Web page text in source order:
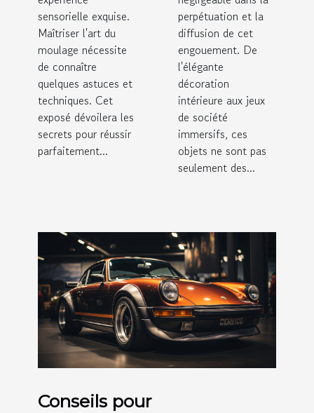
sensorielle exquise.
Maîtriser l'art du
moulage nécessite
de connaître
quelques astuces et
techniques. Cet
exposé dévoilera les
secrets pour réussir
parfaitement...
perpétuation et la
diffusion de cet
engouement. De
l'élégante
décoration
intérieure aux jeux
de société
immersifs, ces
objets ne sont pas
seulement des...
Conseils pour